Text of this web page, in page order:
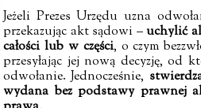
Jeżeli Prezes Urzędu uzna
przekazując akt sądowi – uchylić
całości lub w części, o czym
przesyłając jej nową decyzję, od
odwołanie. Jednocześnie,
wydana bez podstawy prawnej